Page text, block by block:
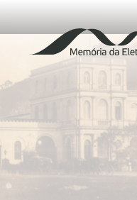
A formação
indústria de
elétrica no